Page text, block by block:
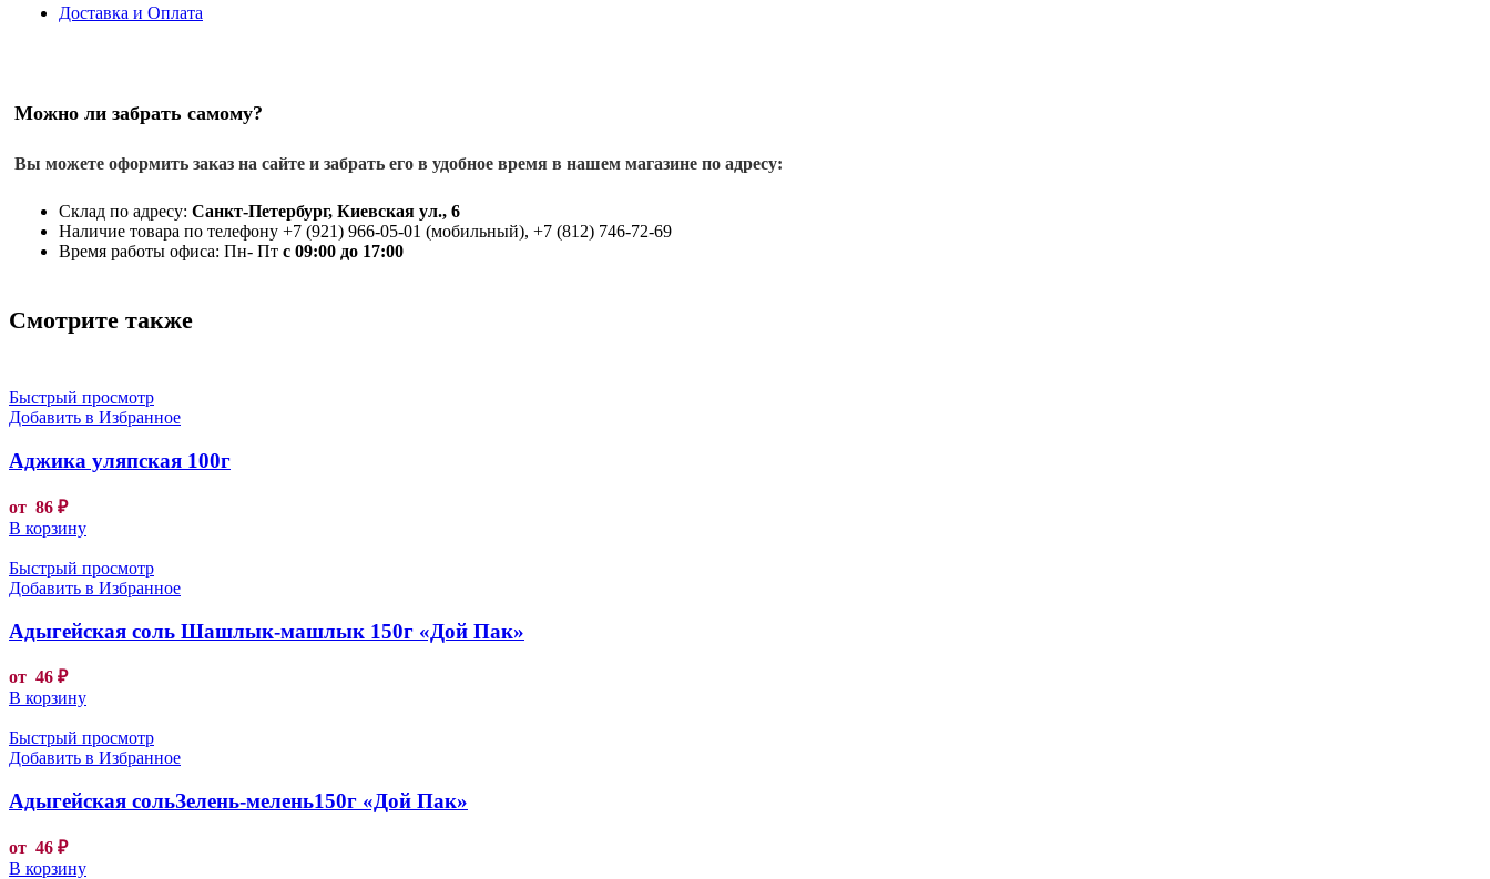
Доставка и Оплата
Можно ли забрать самому?
Вы можете оформить заказ на сайте и забрать его в удобное время в нашем магазине по адресу:
Склад по адресу: Санкт-Петербург, Киевская ул., 6
Наличие товара по телефону +7 (921) 966-05-01 (мобильный), +7 (812) 746-72-69
Время работы офиса: Пн- Пт с 09:00 до 17:00
Смотрите также
Быстрый просмотр
Добавить в Избранное
Аджика уляпская 100г
от 86 ₽
В корзину
Быстрый просмотр
Добавить в Избранное
Адыгейская соль Шашлык-машлык 150г «Дой Пак»
от 46 ₽
В корзину
Быстрый просмотр
Добавить в Избранное
Адыгейская сольЗелень-мелень150г «Дой Пак»
от 46 ₽
В корзину